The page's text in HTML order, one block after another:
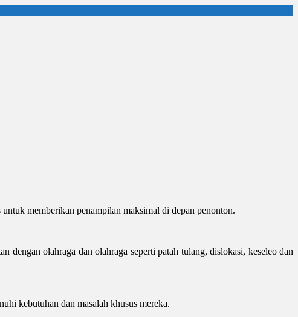
memberikan penampilan maksimal di depan penonton.
dengan olahraga dan olahraga seperti patah tulang, dislokasi, keseleo dan
kebutuhan dan masalah khusus mereka.